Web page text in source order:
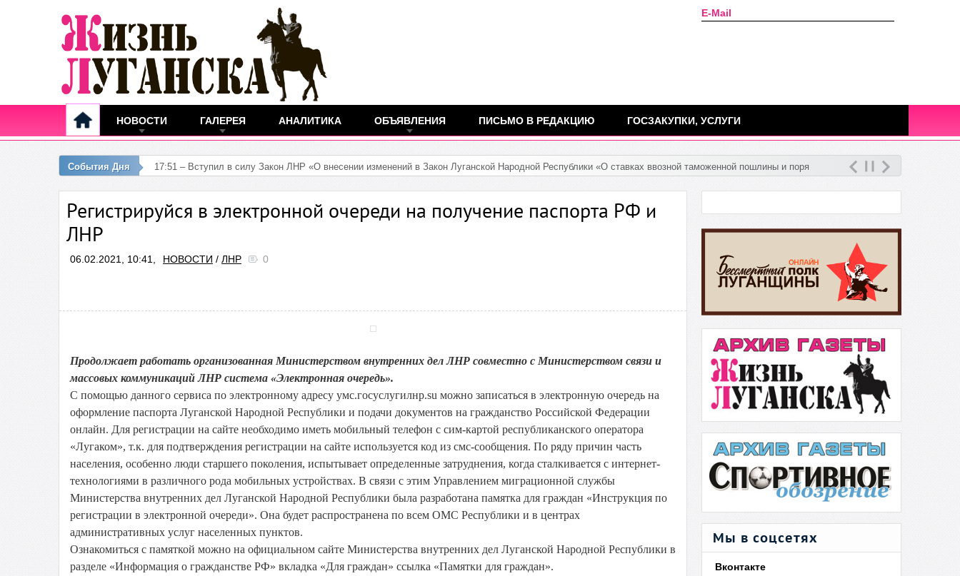
E-Mail
НОВОСТИ ГАЛЕРЕЯ АНАЛИТИКА ОБЪЯВЛЕНИЯ ПИСЬМО В РЕДАКЦИЮ ГОСЗАКУПКИ, УСЛУГИ
События Дня 17:51 – Вступил в силу Закон ЛНР «О внесении изменений в Закон Луганской Народной Республики «О ставках ввозной таможенной пошлины и порядке ее
взимания»
Регистрируйся в электронной очереди на получение паспорта РФ и
ЛНР
06.02.2021, 10:41, НОВОСТИ / ЛНР 0
Продолжает работать организованная Министерством внутренних дел ЛНР совместно с Министерством связи и
массовых коммуникаций ЛНР система «Электронная очередь».
С помощью данного сервиса по электронному адресу умс.госуслугилнр.su можно записаться в электронную очередь на
оформление паспорта Луганской Народной Республики и подачи документов на гражданство Российской Федерации
онлайн. Для регистрации на сайте необходимо иметь мобильный телефон с сим-картой республиканского оператора
«Лугаком», т.к. для подтверждения регистрации на сайте используется код из смс-сообщения. По ряду причин часть
населения, особенно люди старшего поколения, испытывает определенные затруднения, когда сталкивается с интернет-
технологиями в различного рода мобильных устройствах. В связи с этим Управлением миграционной службы
Министерства внутренних дел Луганской Народной Республики была разработана памятка для граждан «Инструкция по
регистрации в электронной очереди». Она будет распространена по всем ОМС Республики и в центрах
административных услуг населенных пунктов.
Ознакомиться с памяткой можно на официальном сайте Министерства внутренних дел Луганской Народной Республики в
разделе «Информация о гражданстве РФ» вкладка «Для граждан» ссылка «Памятки для граждан».
Мы в соцсетях
Вконтакте